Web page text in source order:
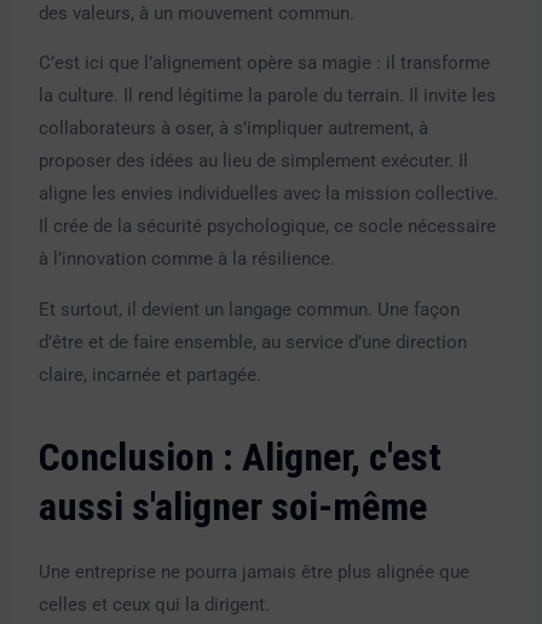
des valeurs, à un mouvement commun.
C’est ici que l’alignement opère sa magie : il transforme
la culture. Il rend légitime la parole du terrain. Il invite les
collaborateurs à oser, à s’impliquer autrement, à
proposer des idées au lieu de simplement exécuter. Il
aligne les envies individuelles avec la mission collective.
Il crée de la sécurité psychologique, ce socle nécessaire
à l’innovation comme à la résilience.
Et surtout, il devient un langage commun. Une façon
d’être et de faire ensemble, au service d’une direction
claire, incarnée et partagée.
Conclusion : Aligner, c'est
aussi s'aligner soi-même
Une entreprise ne pourra jamais être plus alignée que
celles et ceux qui la dirigent.